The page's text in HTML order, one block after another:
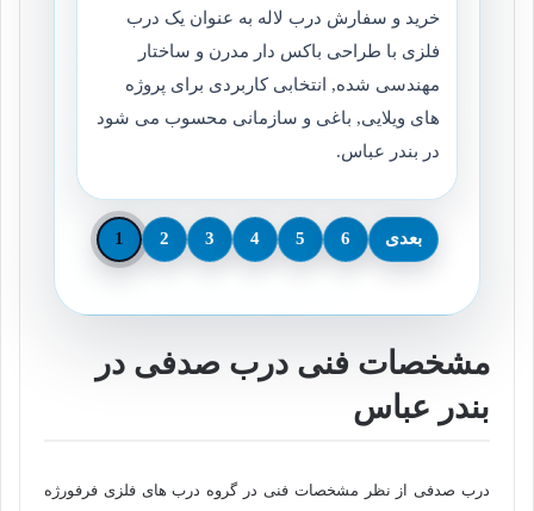
خرید و سفارش درب لاله به عنوان یک درب
فلزی با طراحی باکس دار مدرن و ساختار
مهندسی شده, انتخابی کاربردی برای پروژه
های ویلایی, باغی و سازمانی محسوب می شود
در بندر عباس.
1 2 3 4 5 6 بعدی
مشخصات فنی درب صدفی در
بندر عباس
درب صدفی از نظر مشخصات فنی در گروه درب های فلزی فرفورژه